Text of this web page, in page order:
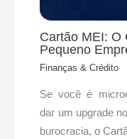
Cartão MEI: O
Pequeno
Finanças & Crédito
Se você é
dar um upgrade
burocracia, o